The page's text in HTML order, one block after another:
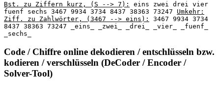
Bst. zu Ziffern kurz, (S --> 7):
eins zwei drei vier
fuenf sechs 3467 9934 3734 8437 38363 73247 Umkehr:
Ziff. zu Zahlwörter, (3467 --> eins):
3467 9934 3734
8437 38363 73247 _eins_ _zwei_ _drei_ _vier_ _fuenf_
_sechs_
Code / Chiffre online dekodieren / entschlüsseln bzw.
kodieren / verschlüsseln (DeCoder / Encoder /
Solver-Tool)